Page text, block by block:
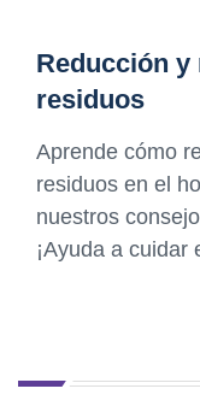
Reducción
residuos
Aprende cómo
residuos en el
nuestros
¡Ayuda a cuidar